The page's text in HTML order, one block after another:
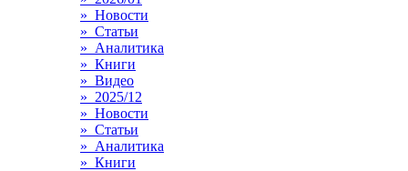
» Новости
» Статьи
» Аналитика
» Книги
» Видео
» 2025/12
» Новости
» Статьи
» Аналитика
» Книги